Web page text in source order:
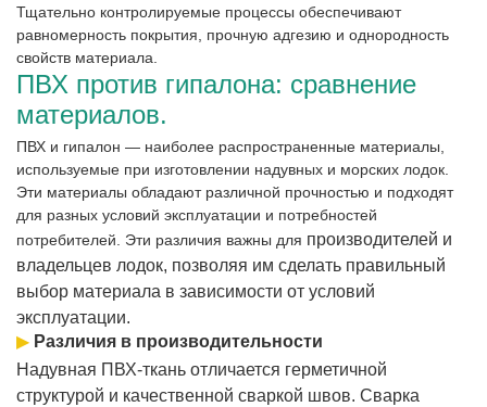
Тщательно контролируемые процессы обеспечивают
равномерность покрытия, прочную адгезию и однородность
свойств материала.
ПВХ против гипалона: сравнение
материалов.
ПВХ и гипалон — наиболее распространенные материалы,
используемые при изготовлении надувных и морских лодок.
Эти материалы обладают различной прочностью и подходят
для разных условий эксплуатации и потребностей
потребителей. Эти различия важны для производителей и
владельцев лодок, позволяя им сделать правильный
выбор материала в зависимости от условий
эксплуатации.
▶ Различия в производительности
Надувная ПВХ-ткань отличается герметичной
структурой и качественной сваркой швов. Сварка